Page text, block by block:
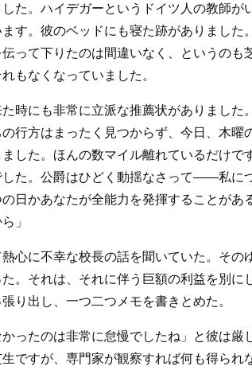
た。ハイデガーというドイツ人の教師
す。彼のベッドにも寝た跡がありまし
って下りたのは間違いなく、というの
もなくなっていました。
時にも非常に立派な推薦状がありまし
行方はまったく見つからず、今日、木
した。ほんの数マイル離れているだけ
た。公爵はひどく動揺なさって――私に
日かあなたが全能力を発揮することが
」
心に不幸な校長の話を聞いていた。そ
。それは、それに伴う巨額の利益を別
り出し、一つ二つメモを書きとめた。
かったのは非常に怠慢でしたね」と彼は
ですが、専門家が観察すれば何も得られ